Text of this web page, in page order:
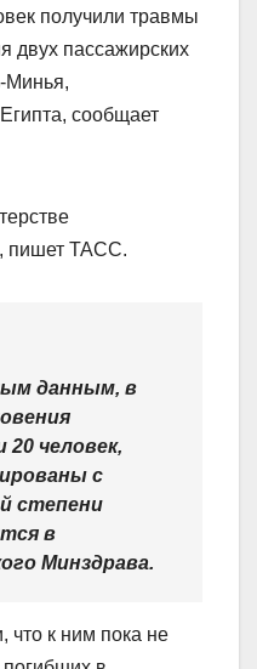
получили травмы
двух пассажирских
Минья,
сообщает
пишет ТАСС.
данным, в
20 человек,
с
степени
в
Минздрава.
что к ним пока не